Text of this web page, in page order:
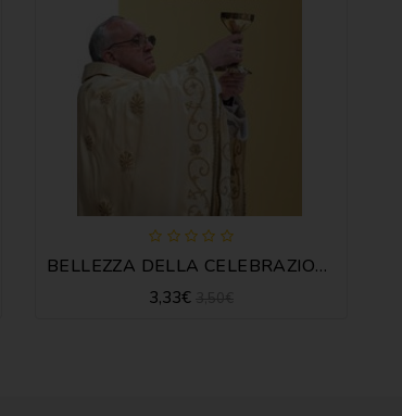
BELLEZZA DELLA CELEBRAZIONE EUCARISTICA
3,33€